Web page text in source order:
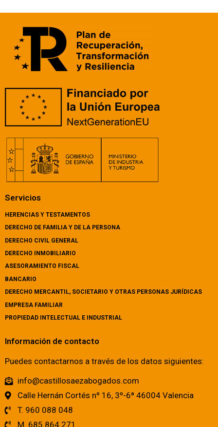
Servicios
HERENCIAS Y TESTAMENTOS
DERECHO DE FAMILIA Y DE LA PERSONA
DERECHO CIVIL GENERAL
DERECHO INMOBILIARIO
ASESORAMIENTO FISCAL
BANCARIO
DERECHO MERCANTIL, SOCIETARIO Y OTRAS PERSONAS JURÍDICAS
EMPRESA FAMILIAR
PROPIEDAD INTELECTUAL E INDUSTRIAL
Información de contacto
Puedes contactarnos a través de los datos siguientes:
info@castillosaezabogados.com
Calle Hernán Cortés nº 16, 3º-6ª 46004 Valencia
T. 960 088 048
M. 685 864 271